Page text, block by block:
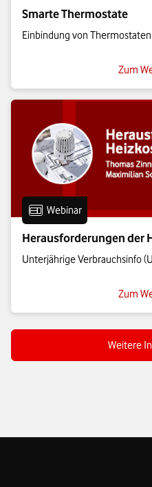
Smarte Thermostate
Einbindung von
Zum
Eintrag vom Format:
Webinar
Herausforderungen der
Unterjährige Verbrauchsinfo
Zum
Weitere